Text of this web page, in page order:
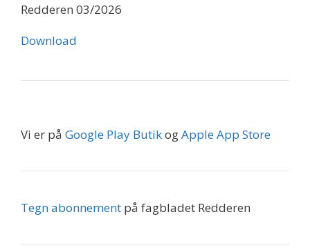
Redderen 03/2026
Download
Vi er på Google Play ButikogApple App Store
Tegn abonnement på fagbladet Redderen